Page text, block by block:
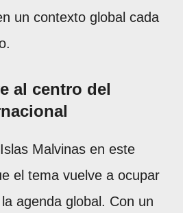
un contexto global cada
al centro del
Malvinas en este
el tema vuelve a ocupar
agenda global. Con un